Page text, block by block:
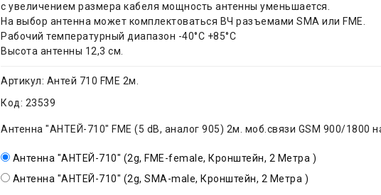
с увеличением размера кабеля мощность антенны уменьшается.
На выбор антенна может комплектоваться ВЧ разъемами SMA или FME.
Рабочий температурный диапазон -40°C +85°C
Высота антенны 12,3 см.
Артикул: Антей 710 FME 2м.
Код: 23539
Антенна "АНТЕЙ-710" FME (5 dB, аналог 905) 2м. моб.связи GSM 900/1800
Антенна "АНТЕЙ-710" (2g, FME-female, Кронштейн, 2 Метра )
Антенна "АНТЕЙ-710" (2g, SMA-male, Кронштейн, 2 Метра )